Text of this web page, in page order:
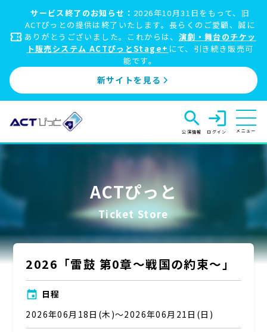
サービス終了のお知らせ： 2026年10月31日をもって、旧
ACTぴっとの提供は終了いたします。長らくのご愛顧、誠に
ありがとうございました。これからは、 演劇・舞台のチケッ
ト販売システム ACTぴっとStage+ にて、引き続き販売可
能です。
新サイトを見る
search
公演情報
login
ログイン メニュー
ACTぴっと
Ticket Store
2026「雷鼓 第0章〜戦国の約束〜」
event 日程
2026年06月18日(木)～2026年06月21日(日)